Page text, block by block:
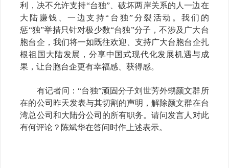
利，决不允许支持“台独”、破坏两岸关系的人一边在
大陆赚钱、一边支持“台独”分裂活动。我们的
惩“独”举措只针对极少数“台独”分子，不涉及广大台
胞台企，我们将一如既往欢迎、支持广大台胞台企扎
根祖国大陆发展，分享中国式现代化发展机遇与成
果，让台胞台企更有幸福感、获得感。
有记者问：“台独”顽固分子刘世芳外甥颜文群所
在的公司昨天发表与其切割的声明，解除颜文群在台
湾总公司和大陆分公司的所有职务。请问发言人对此
有何评论？陈斌华在答问时作上述表示。